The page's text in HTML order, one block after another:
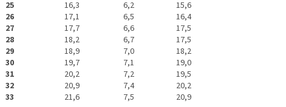
25
26
27
28
29
30
31
32
33
16,3
17,1
17,7
18,2
18,9
19,7
20,2
20,9
21,6
6,2
6,5
6,6
6,7
7,0
7,1
7,2
7,4
7,5
15,6
16,4
17,5
17,5
18,2
19,0
19,5
20,2
20,9